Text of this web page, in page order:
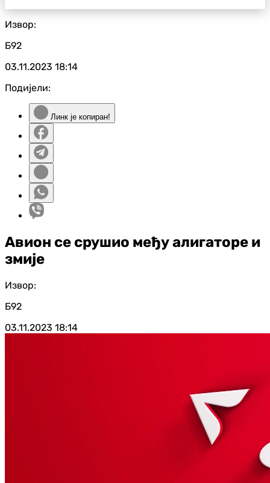
Извор:
Б92
03.11.2023 18:14
Подијели:
Линк је копиран!
Авион се срушио међу алигаторе и
змије
Извор:
Б92
03.11.2023 18:14